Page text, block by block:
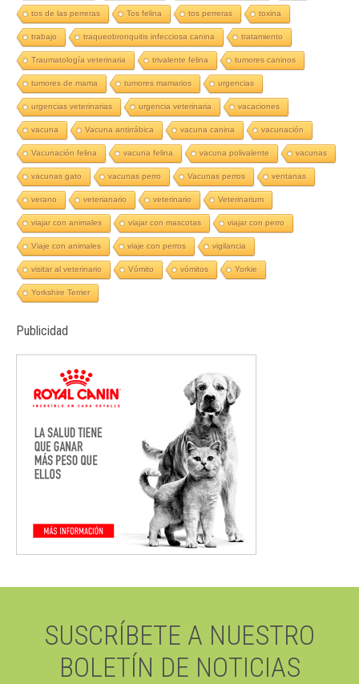
tos de las perreras Tos felina tos perreras toxina
trabajo traqueobronquitis infecciosa canina tratamiento
Traumatología veterinaria trivalente felina tumores caninos
tumores de mama tumores mamarios urgencias
urgencias veterinarias urgencia veterinaria vacaciones
vacuna Vacuna antirrábica vacuna canina vacunación
Vacunación felina vacuna felina vacuna polivalente vacunas
vacunas gato vacunas perro Vacunas perros ventanas
verano veterianario veterinario Veterinarium
viajar con animales viajar con mascotas viajar con perro
Viaje con animales viaje con perros vigilancia
visitar al veterinario Vómito vómitos Yorkie
Yorkshire Terrier
Publicidad
SUSCRÍBETE A NUESTRO
BOLETÍN DE NOTICIAS